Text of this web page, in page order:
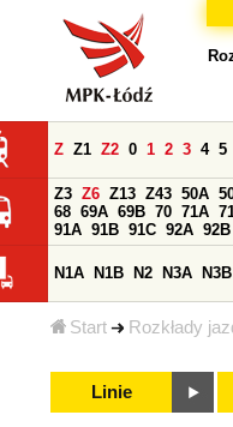
Start Rozkłady
Z Z1 Z2 0 1 2 3 4 5
Z3 Z6 Z13 Z43 50A
68 69A 69B 70 71A
91A 91B 91C 92A 92B
N1A N1B N2 N3A N3B
Linie